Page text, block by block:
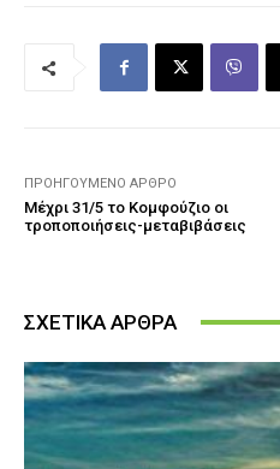
ΠΡΟΗΓΟΎΜΕΝΟ ΆΡΘΡΟ
Μέχρι 31/5 το Κομφούζιο οι
τροποποιήσεις-μεταβιβάσεις
ΣΧΕΤΙΚΑ ΑΡΘΡΑ